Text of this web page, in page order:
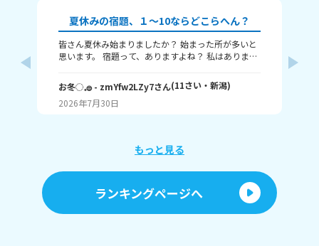
夏休みの宿題、１～10ならどこらへん？
皆さん夏休み始まりましたか？ 始まった所が多いと
思います。 宿題って、ありますよね？ 私はありま
いうことです！ 私は6です！ワークと習字と絵が残
ってるので！ みなさんも教えてください！ それじゃ
お冬◌𓈒𓐍- zmYfw2LZy7さん(11さい・ 新潟)
2026年7月30日
もっと見る
ランキングページへ